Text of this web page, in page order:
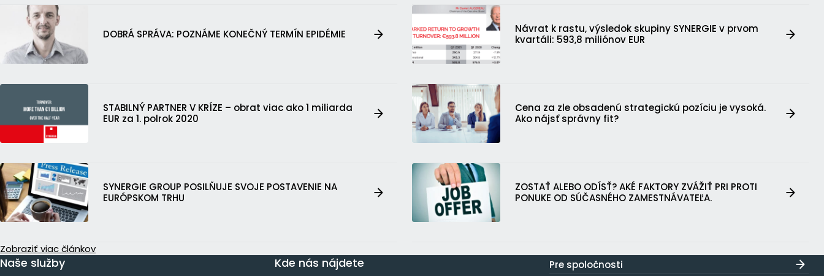
DOBRÁ SPRÁVA: POZNÁME KONEČNÝ TERMÍN EPIDÉMIE
Návrat k rastu, výsledok skupiny SYNERGIE v prvom
kvartáli: 593,8 miliónov EUR
STABILNÝ PARTNER V KRÍZE – obrat viac ako 1 miliarda
EUR za 1. polrok 2020
Cena za zle obsadenú strategickú pozíciu je vysoká.
Ako nájsť správny fit?
SYNERGIE GROUP POSILŇUJE SVOJE POSTAVENIE NA
EURÓPSKOM TRHU
ZOSTAŤ ALEBO ODÍSŤ? AKÉ FAKTORY ZVÁŽIŤ PRI PROTI
PONUKE OD SÚČASNÉHO ZAMESTNÁVATEĽA.
Zobraziť viac článkov
Naše služby Kde nás nájdete
Pre spoločnosti